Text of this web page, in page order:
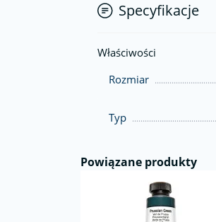
Specyfikacje
Właściwości
Rozmiar
Typ
Powiązane produkty